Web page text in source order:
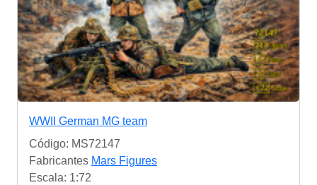
WWII German MG team
Código: MS72147
Fabricantes Mars Figures
Escala: 1:72